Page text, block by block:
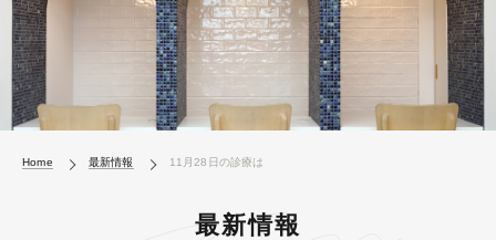
Home 最新情報 11月28日の診療は
最新情報